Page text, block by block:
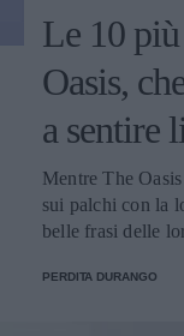
Le 10
Oasis,
a sentire
Mentre The
sui palchi con la
belle frasi delle
PERDITA DURANGO